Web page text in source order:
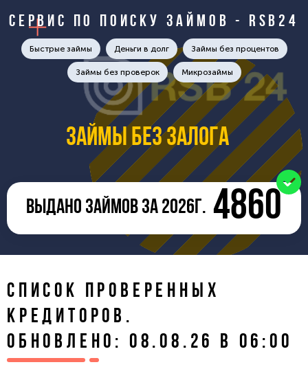
Сервис по поиску займов - RSB24
Быстрые займы Деньги в долг Займы без процентов
Займы без проверок Микрозаймы
Займы без залога
ВЫДАНО ЗАЙМОВ ЗА 2026Г. 4860
СПИСОК ПРОВЕРЕННЫХ
КРЕДИТОРОВ.
ОБНОВЛЕНО: 08.08.26 В 06:00